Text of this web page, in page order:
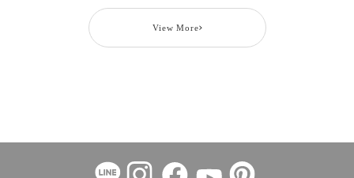
View More